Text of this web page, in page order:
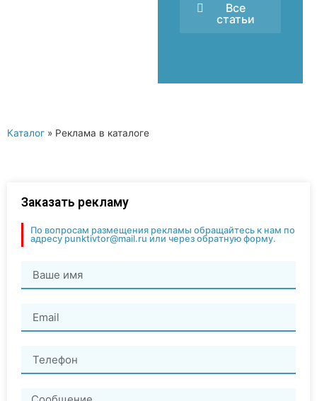
Все
статьи
Каталог » Реклама в каталоге
Заказать рекламу
По вопросам размещения рекламы обращайтесь к нам по
адресу punktivtor@mail.ru или через обратную форму.